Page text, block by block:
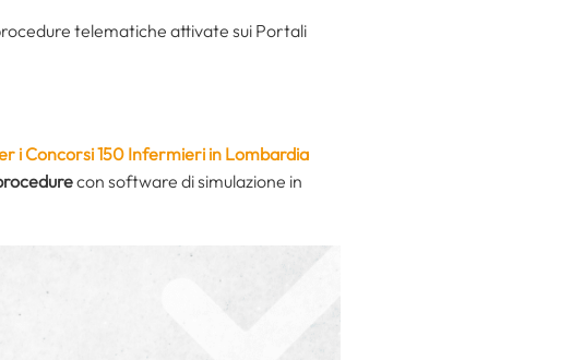
telematiche attivate sui Portali
i Concorsi 150 Infermieri in Lombardia
con software di simulazione in